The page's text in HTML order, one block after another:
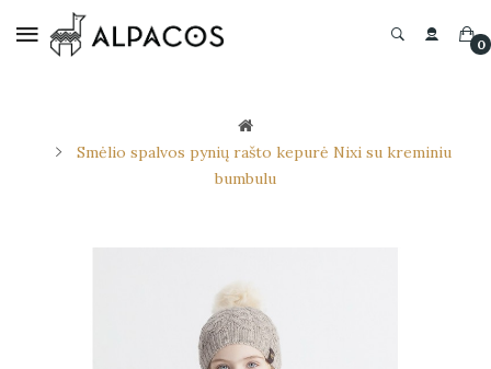
0
Smėlio spalvos pynių rašto kepurė Nixi su kreminiu
bumbulu